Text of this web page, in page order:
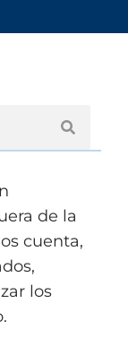
de la
cuenta,
los